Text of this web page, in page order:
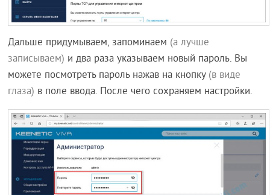
Дальше придумываем, запоминаем (а лучше
записываем) и два раза указываем новый пароль. Вы
можете посмотреть пароль нажав на кнопку (в виде
глаза) в поле ввода. После чего сохраняем настройки.